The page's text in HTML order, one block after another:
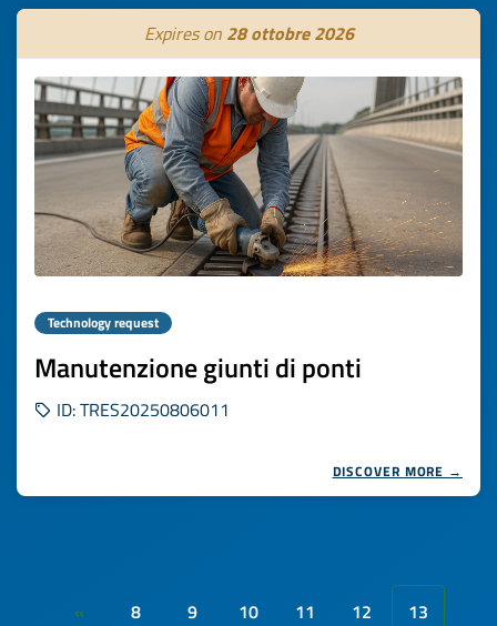
Expires on 28 ottobre 2026
Technology request
Manutenzione giunti di ponti
ID: TRES20250806011
DISCOVER MORE →
« 8 9 10 11 12
13